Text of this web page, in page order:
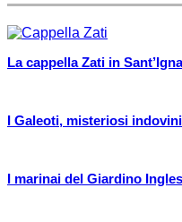
La cappella Zati in
I Galeoti, misteriosi
I marinai del Giardino